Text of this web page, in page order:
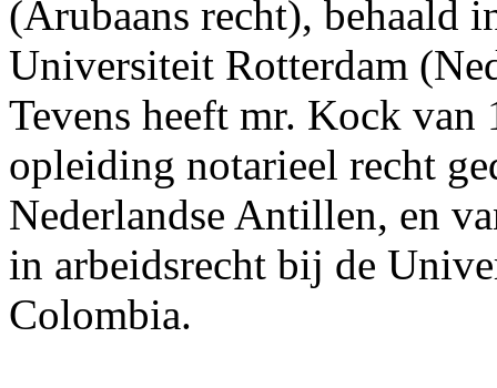
(Arubaans recht), behaald
Universiteit Rotterdam
Tevens heeft mr. Kock van
opleiding notarieel recht
Nederlandse Antillen, en
in arbeidsrecht bij de
Colombia.